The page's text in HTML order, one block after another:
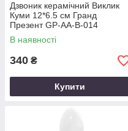
Дзвоник керамічний Виклик
Куми 12*6.5 см Гранд
Презент GP-AA-B-014
В наявності
340 ₴
Купити